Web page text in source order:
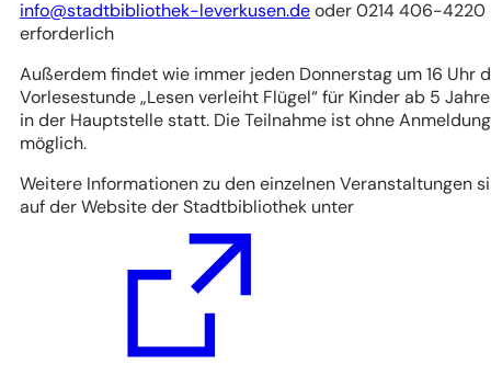
info
stadtbibliothek-leverkusendeoder 0214 406-4220
erforderlich
Außerdem findet wie immer jeden Donnerstag um 16 Uhr
Vorlesestunde „Lesen verleiht Flügel“ für Kinder ab 5
in der Hauptstelle statt. Die Teilnahme ist ohne Anmeldung
möglich.
Weitere Informationen zu den einzelnen Veranstaltungen
auf der Website der Stadtbibliothek unter